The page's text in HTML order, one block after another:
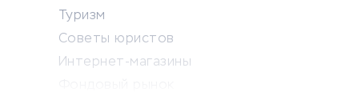
Туризм
Советы юристов
Интернет-магазины